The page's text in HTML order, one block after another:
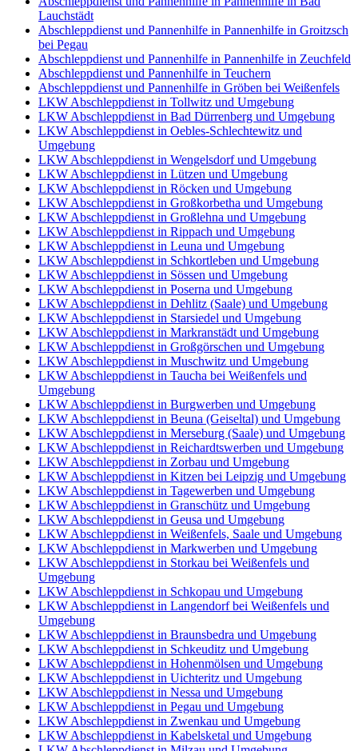
Lauchstädt
Abschleppdienst und Pannenhilfe in Pannenhilfe in Groitzsch
bei Pegau
Abschleppdienst und Pannenhilfe in Pannenhilfe in Zeuchfeld
Abschleppdienst und Pannenhilfe in Teuchern
Abschleppdienst und Pannenhilfe in Gröben bei Weißenfels
LKW Abschleppdienst in Tollwitz und Umgebung
LKW Abschleppdienst in Bad Dürrenberg und Umgebung
LKW Abschleppdienst in Oebles-Schlechtewitz und
Umgebung
LKW Abschleppdienst in Wengelsdorf und Umgebung
LKW Abschleppdienst in Lützen und Umgebung
LKW Abschleppdienst in Röcken und Umgebung
LKW Abschleppdienst in Großkorbetha und Umgebung
LKW Abschleppdienst in Großlehna und Umgebung
LKW Abschleppdienst in Rippach und Umgebung
LKW Abschleppdienst in Leuna und Umgebung
LKW Abschleppdienst in Schkortleben und Umgebung
LKW Abschleppdienst in Sössen und Umgebung
LKW Abschleppdienst in Poserna und Umgebung
LKW Abschleppdienst in Dehlitz (Saale) und Umgebung
LKW Abschleppdienst in Starsiedel und Umgebung
LKW Abschleppdienst in Markranstädt und Umgebung
LKW Abschleppdienst in Großgörschen und Umgebung
LKW Abschleppdienst in Muschwitz und Umgebung
LKW Abschleppdienst in Taucha bei Weißenfels und
Umgebung
LKW Abschleppdienst in Burgwerben und Umgebung
LKW Abschleppdienst in Beuna (Geiseltal) und Umgebung
LKW Abschleppdienst in Merseburg (Saale) und Umgebung
LKW Abschleppdienst in Reichardtswerben und Umgebung
LKW Abschleppdienst in Zorbau und Umgebung
LKW Abschleppdienst in Kitzen bei Leipzig und Umgebung
LKW Abschleppdienst in Tagewerben und Umgebung
LKW Abschleppdienst in Granschütz und Umgebung
LKW Abschleppdienst in Geusa und Umgebung
LKW Abschleppdienst in Weißenfels, Saale und Umgebung
LKW Abschleppdienst in Markwerben und Umgebung
LKW Abschleppdienst in Storkau bei Weißenfels und
Umgebung
LKW Abschleppdienst in Schkopau und Umgebung
LKW Abschleppdienst in Langendorf bei Weißenfels und
Umgebung
LKW Abschleppdienst in Braunsbedra und Umgebung
LKW Abschleppdienst in Schkeuditz und Umgebung
LKW Abschleppdienst in Hohenmölsen und Umgebung
LKW Abschleppdienst in Uichteritz und Umgebung
LKW Abschleppdienst in Nessa und Umgebung
LKW Abschleppdienst in Pegau und Umgebung
LKW Abschleppdienst in Zwenkau und Umgebung
LKW Abschleppdienst in Kabelsketal und Umgebung